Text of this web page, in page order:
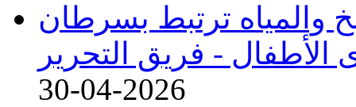
والمياه ترتبط بسرطان
الأطفال - فريق التحرير
30-04-2026